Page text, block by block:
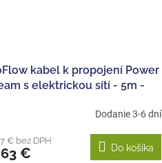
kabel k propojení Power
s elektrickou sítí - 5m -
Dodanie 3-6 dní
€ bez DPH
€ Do košíka